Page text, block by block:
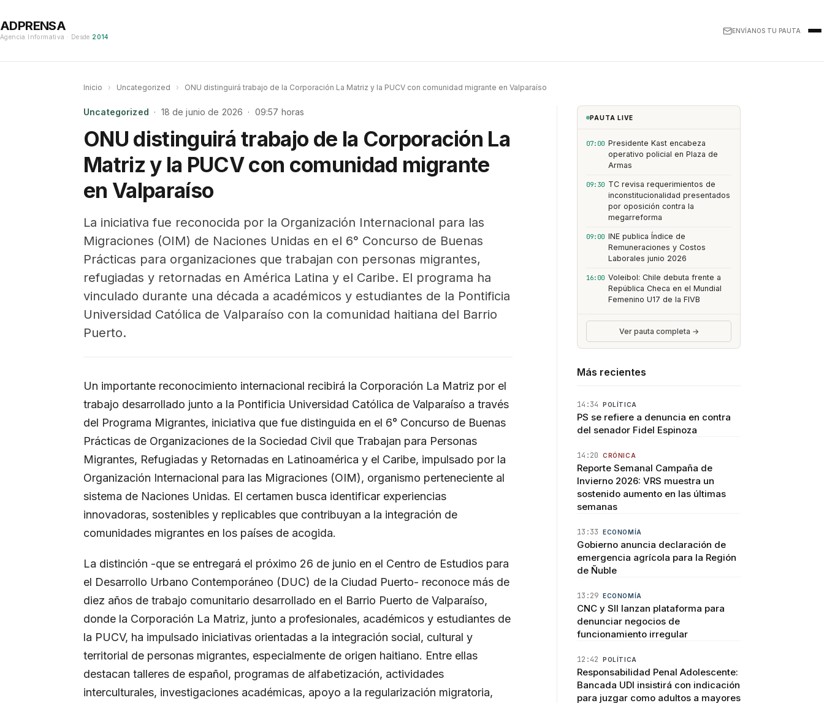
ADPRENSA
Agencia Informativa · Desde 2014
ENVÍANOS TU PAUTA
Inicio › Uncategorized › ONU distinguirá trabajo de la Corporación La Matriz y la PUCV con comunidad migrante en Valparaíso
Uncategorized · 18 de junio de 2026 · 09:57 horas
ONU distinguirá trabajo de la Corporación La
Matriz y la PUCV con comunidad migrante
en Valparaíso
La iniciativa fue reconocida por la Organización Internacional para las
Migraciones (OIM) de Naciones Unidas en el 6° Concurso de Buenas
Prácticas para organizaciones que trabajan con personas migrantes,
refugiadas y retornadas en América Latina y el Caribe. El programa ha
vinculado durante una década a académicos y estudiantes de la Pontificia
Universidad Católica de Valparaíso con la comunidad haitiana del Barrio
Puerto.
Un importante reconocimiento internacional recibirá la Corporación La Matriz por el
trabajo desarrollado junto a la Pontificia Universidad Católica de Valparaíso a través
del Programa Migrantes, iniciativa que fue distinguida en el 6° Concurso de Buenas
Prácticas de Organizaciones de la Sociedad Civil que Trabajan para Personas
Migrantes, Refugiadas y Retornadas en Latinoamérica y el Caribe, impulsado por la
Organización Internacional para las Migraciones (OIM), organismo perteneciente al
sistema de Naciones Unidas. El certamen busca identificar experiencias
innovadoras, sostenibles y replicables que contribuyan a la integración de
comunidades migrantes en los países de acogida.
La distinción -que se entregará el próximo 26 de junio en el Centro de Estudios para
el Desarrollo Urbano Contemporáneo (DUC) de la Ciudad Puerto- reconoce más de
diez años de trabajo comunitario desarrollado en el Barrio Puerto de Valparaíso,
donde la Corporación La Matriz, junto a profesionales, académicos y estudiantes de
la PUCV, ha impulsado iniciativas orientadas a la integración social, cultural y
territorial de personas migrantes, especialmente de origen haitiano. Entre ellas
destacan talleres de español, programas de alfabetización, actividades
interculturales, investigaciones académicas, apoyo a la regularización migratoria,
PAUTA LIVE
07:00 Presidente Kast encabeza
operativo policial en Plaza de
Armas
09:30 TC revisa requerimientos de
inconstitucionalidad presentados
por oposición contra la
megarreforma
09:00 INE publica Índice de
Remuneraciones y Costos
Laborales junio 2026
16:00 Voleibol: Chile debuta frente a
República Checa en el Mundial
Femenino U17 de la FIVB
Ver pauta completa →
Más recientes
14:34 POLÍTICA
PS se refiere a denuncia en contra
del senador Fidel Espinoza
14:20 CRÓNICA
Reporte Semanal Campaña de
Invierno 2026: VRS muestra un
sostenido aumento en las últimas
semanas
13:33 ECONOMÍA
Gobierno anuncia declaración de
emergencia agrícola para la Región
de Ñuble
13:29 ECONOMÍA
CNC y SII lanzan plataforma para
denunciar negocios de
funcionamiento irregular
12:42 POLÍTICA
Responsabilidad Penal Adolescente:
Bancada UDI insistirá con indicación
para juzgar como adultos a mayores